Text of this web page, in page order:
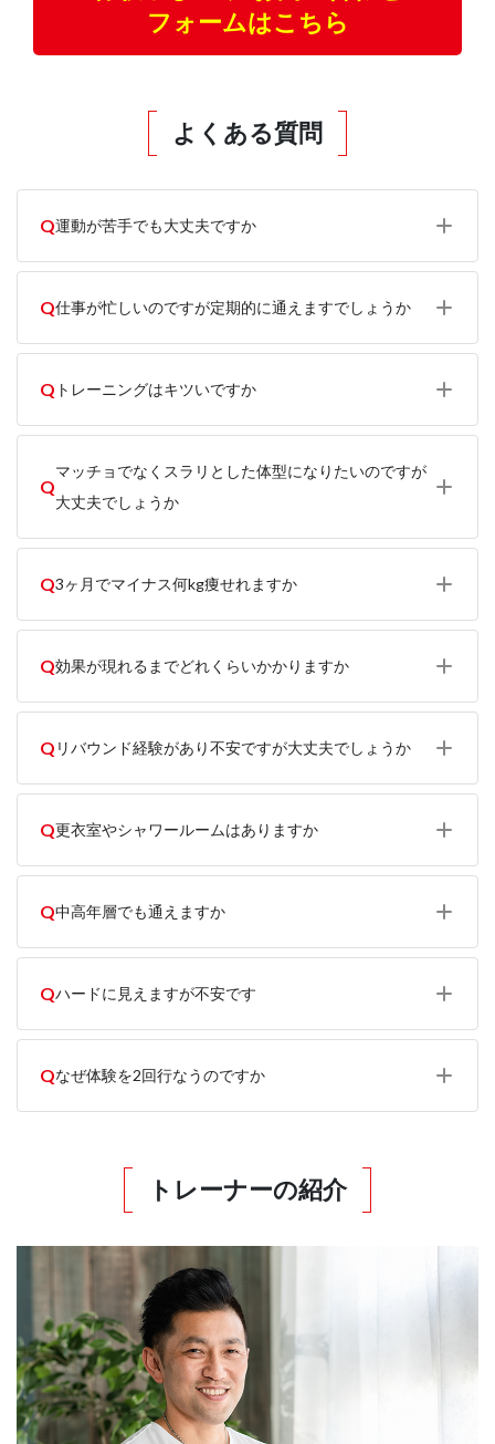
フォームはこちら
よくある質問
Q運動が苦手でも大丈夫ですか
Q仕事が忙しいのですが定期的に通えますでしょうか
Q トレーニングはキツいですか
Q
マッチョでなくスラリとした体型になりたいのですが
大丈夫でしょうか
Q3ヶ月でマイナス何kg痩せれますか
Q効果が現れるまでどれくらいかかりますか
Q リバウンド経験があり不安ですが大丈夫でしょうか
Q更衣室やシャワールームはありますか
Q中高年層でも通えますか
Qハードに見えますが不安です
Qなぜ体験を2回行なうのですか
トレーナーの紹介